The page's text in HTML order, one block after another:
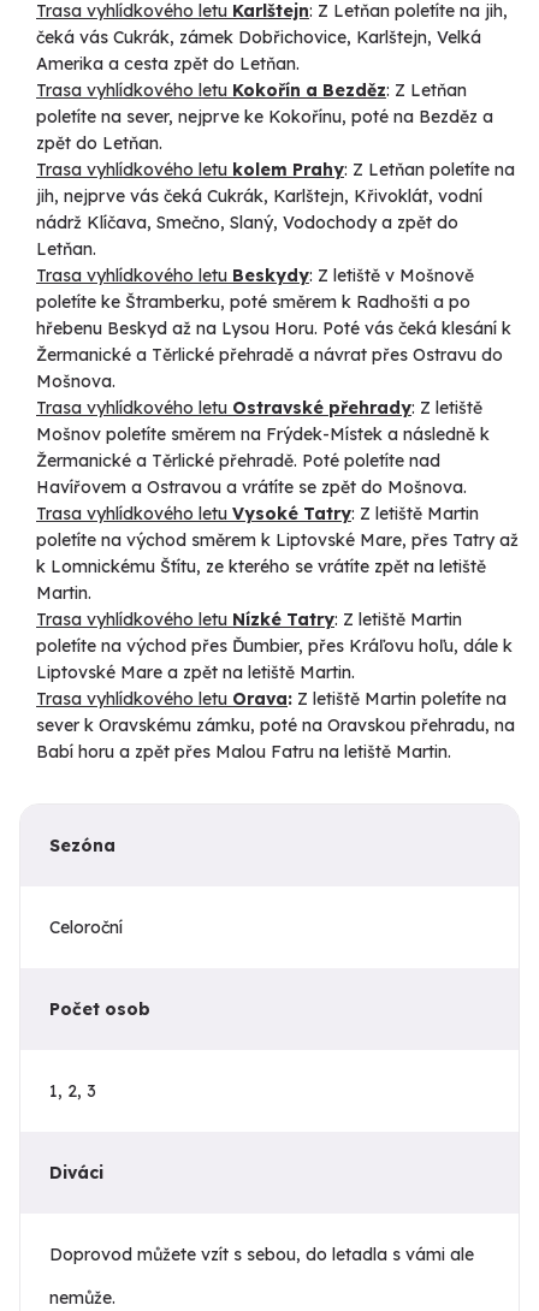
Trasa vyhlídkového letu Karlštejn: Z Letňan poletíte na jih,
čeká vás Cukrák, zámek Dobřichovice, Karlštejn, Velká
Amerika a cesta zpět do Letňan.
Trasa vyhlídkového letu Kokořín a Bezděz: Z Letňan
poletíte na sever, nejprve ke Kokořínu, poté na Bezděz a
zpět do Letňan.
Trasa vyhlídkového letu kolem Prahy: Z Letňan poletíte na
jih, nejprve vás čeká Cukrák, Karlštejn, Křivoklát, vodní
nádrž Klíčava, Smečno, Slaný, Vodochody a zpět do
Letňan.
Trasa vyhlídkového letu Beskydy: Z letiště v Mošnově
poletíte ke Štramberku, poté směrem k Radhošti a po
hřebenu Beskyd až na Lysou Horu. Poté vás čeká klesání k
Žermanické a Těrlické přehradě a návrat přes Ostravu do
Mošnova.
Trasa vyhlídkového letu Ostravské přehrady: Z letiště
Mošnov poletíte směrem na Frýdek-Místek a následně k
Žermanické a Těrlické přehradě. Poté poletíte nad
Havířovem a Ostravou a vrátíte se zpět do Mošnova.
Trasa vyhlídkového letu Vysoké Tatry: Z letiště Martin
poletíte na východ směrem k Liptovské Mare, přes Tatry až
k Lomnickému Štítu, ze kterého se vrátíte zpět na letiště
Martin.
Trasa vyhlídkového letu Nízké Tatry: Z letiště Martin
poletíte na východ přes Ďumbier, přes Kráľovu hoľu, dále k
Liptovské Mare a zpět na letiště Martin.
Trasa vyhlídkového letu Orava: Z letiště Martin poletíte na
sever k Oravskému zámku, poté na Oravskou přehradu, na
Babí horu a zpět přes Malou Fatru na letiště Martin.
Sezóna
Celoroční
Počet osob
1, 2, 3
Diváci
Doprovod můžete vzít s sebou, do letadla s vámi ale
nemůže.